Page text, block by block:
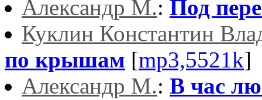
Александр М.: Под
Куклин Константин
по крышам [mp3,5521k]
Александр М.: В час